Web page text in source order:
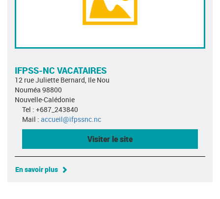
IFPSS-NC VACATAIRES
12 rue Juliette Bernard, Ile Nou
Nouméa 98800
Nouvelle-Calédonie
Tel : +687_243840
Mail : accueil@ifpssnc.nc
Visiter le site
En savoir plus